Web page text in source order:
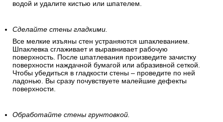
водой и удалите кистью или шпателем.
Сделайте стены гладкими.
Все мелкие изъяны стен устраняются шпаклеванием.
Шпаклевка сглаживает и выравнивает рабочую
поверхность. После шпатлевания произведите зачистку
поверхности наждачной бумагой или абразивной сеткой.
Чтобы убедиться в гладкости стены – проведите по ней
ладонью. Вы сразу почувствуете малейшие дефекты
поверхности.
Обработайте стены грунтовкой.